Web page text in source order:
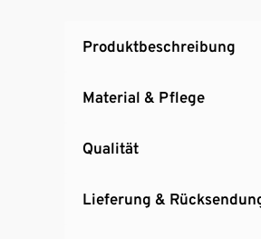
Produktbeschreibung
Material & Pflege
Qualität
Lieferung &